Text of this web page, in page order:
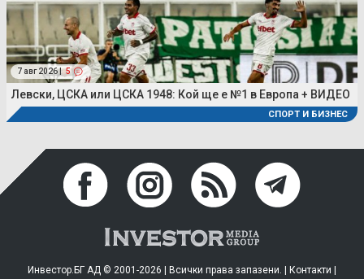
7 авг 2026 | 5
Левски, ЦСКА или ЦСКА 1948: Кой ще е №1 в Европа + ВИДЕО
СПОРТ И БИЗНЕС
Инвестор.БГ АД © 2001-2026 | Всички права запазени. | Контакти